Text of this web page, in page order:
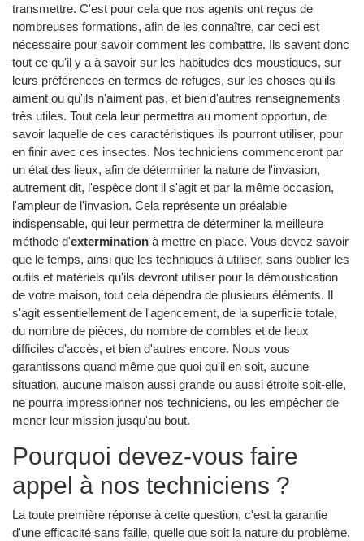
transmettre. C'est pour cela que nos agents ont reçus de
nombreuses formations, afin de les connaître, car ceci est
nécessaire pour savoir comment les combattre. Ils savent donc
tout ce qu'il y a à savoir sur les habitudes des moustiques, sur
leurs préférences en termes de refuges, sur les choses qu'ils
aiment ou qu'ils n'aiment pas, et bien d'autres renseignements
très utiles. Tout cela leur permettra au moment opportun, de
savoir laquelle de ces caractéristiques ils pourront utiliser, pour
en finir avec ces insectes. Nos techniciens commenceront par
un état des lieux, afin de déterminer la nature de l'invasion,
autrement dit, l'espèce dont il s'agit et par la même occasion,
l'ampleur de l'invasion. Cela représente un préalable
indispensable, qui leur permettra de déterminer la meilleure
méthode d'extermination à mettre en place. Vous devez savoir
que le temps, ainsi que les techniques à utiliser, sans oublier les
outils et matériels qu'ils devront utiliser pour la démoustication
de votre maison, tout cela dépendra de plusieurs éléments. Il
s'agit essentiellement de l'agencement, de la superficie totale,
du nombre de pièces, du nombre de combles et de lieux
difficiles d'accès, et bien d'autres encore. Nous vous
garantissons quand même que quoi qu'il en soit, aucune
situation, aucune maison aussi grande ou aussi étroite soit-elle,
ne pourra impressionner nos techniciens, ou les empêcher de
mener leur mission jusqu'au bout.
Pourquoi devez-vous faire
appel à nos techniciens ?
La toute première réponse à cette question, c'est la garantie
d'une efficacité sans faille, quelle que soit la nature du problème.